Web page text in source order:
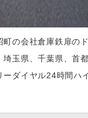
の会社倉庫鉄扉の
玉県、千葉県、首
ダイヤル24時間ハ